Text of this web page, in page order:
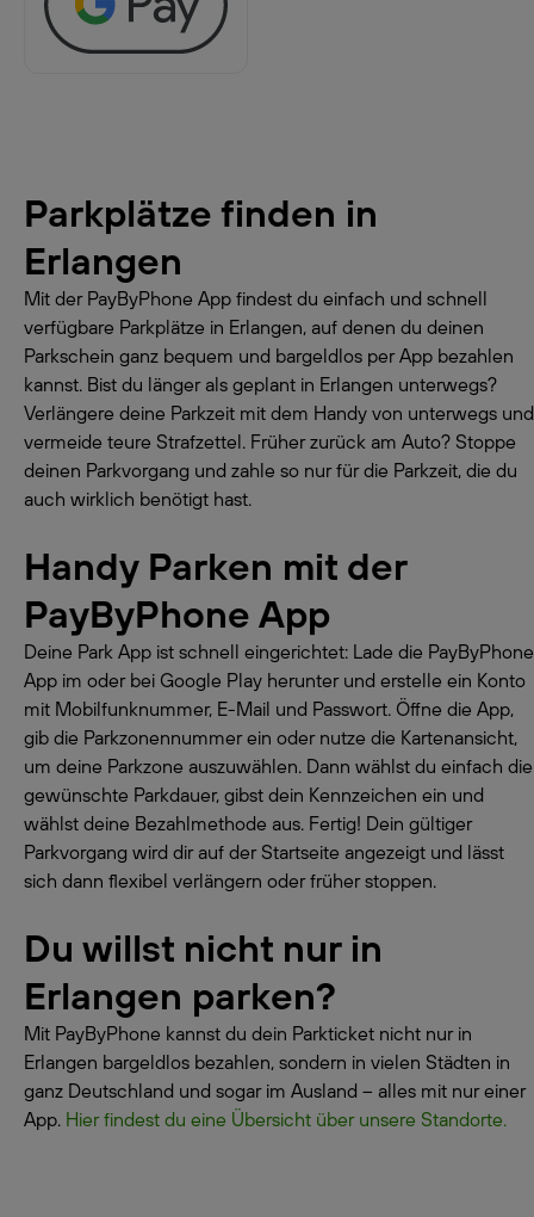
Parkplätze finden in
Erlangen
Mit der PayByPhone App findest du einfach und schnell
verfügbare Parkplätze in Erlangen, auf denen du deinen
Parkschein ganz bequem und bargeldlos per App bezahlen
kannst. Bist du länger als geplant in Erlangen unterwegs?
Verlängere deine Parkzeit mit dem Handy von unterwegs und
vermeide teure Strafzettel. Früher zurück am Auto? Stoppe
deinen Parkvorgang und zahle so nur für die Parkzeit, die du
auch wirklich benötigt hast.
Handy Parken mit der
PayByPhone App
Deine Park App ist schnell eingerichtet: Lade die PayByPhone
App im oder bei Google Play herunter und erstelle ein Konto
mit Mobilfunknummer, E-Mail und Passwort. Öffne die App,
gib die Parkzonennummer ein oder nutze die Kartenansicht,
um deine Parkzone auszuwählen. Dann wählst du einfach die
gewünschte Parkdauer, gibst dein Kennzeichen ein und
wählst deine Bezahlmethode aus. Fertig! Dein gültiger
Parkvorgang wird dir auf der Startseite angezeigt und lässt
sich dann flexibel verlängern oder früher stoppen.
Du willst nicht nur in
Erlangen parken?
Mit PayByPhone kannst du dein Parkticket nicht nur in
Erlangen bargeldlos bezahlen, sondern in vielen Städten in
ganz Deutschland und sogar im Ausland – alles mit nur einer
App. Hier findest du eine Übersicht über unsere Standorte.